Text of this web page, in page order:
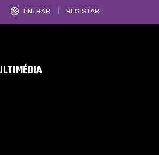
ENTRAR REGISTAR